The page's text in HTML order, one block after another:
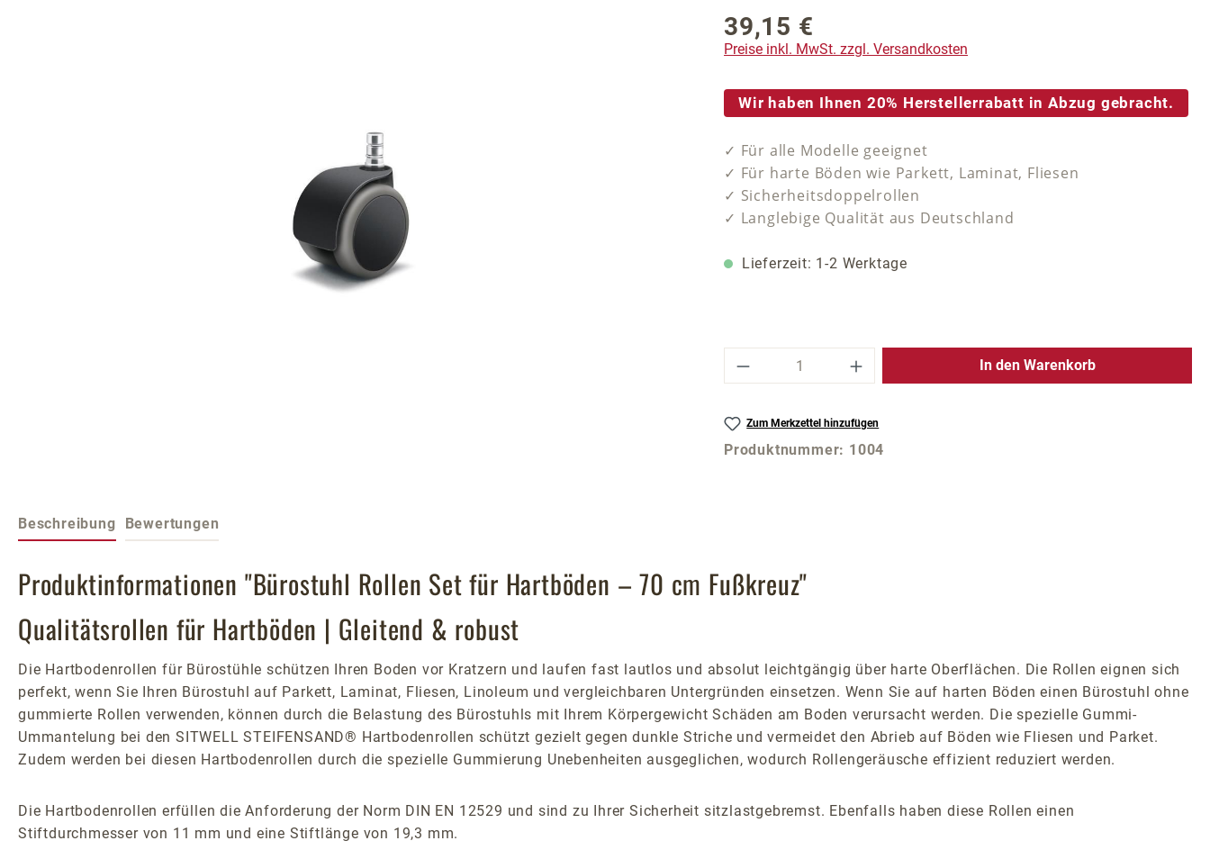
Regulärer Preis:
39,15 €
Preise inkl. MwSt. zzgl. Versandkosten
Wir haben Ihnen 20% Herstellerrabatt in Abzug gebracht.
✓ Für alle Modelle geeignet
✓ Für harte Böden wie Parkett, Laminat, Fliesen
✓ Sicherheitsdoppelrollen
✓ Langlebige Qualität aus Deutschland
Lieferzeit: 1-2 Werktage
Produkt Anzahl: Gib den gewünschten Wert
In den Warenkorb
Zum Merkzettel hinzufügen
Produktnummer: 1004
Beschreibung Bewertungen
Produktinformationen "Bürostuhl Rollen Set für Hartböden – 70 cm Fußkreuz"
Qualitätsrollen für Hartböden | Gleitend & robust
Die Hartbodenrollen für Bürostühle schützen Ihren Boden vor Kratzern und laufen fast lautlos und absolut leichtgängig über harte Oberflächen. Die Rollen eignen sich
perfekt, wenn Sie Ihren Bürostuhl auf Parkett, Laminat, Fliesen, Linoleum und vergleichbaren Untergründen einsetzen. Wenn Sie auf harten Böden einen Bürostuhl ohne
gummierte Rollen verwenden, können durch die Belastung des Bürostuhls mit Ihrem Körpergewicht Schäden am Boden verursacht werden. Die spezielle Gummi-
Ummantelung bei den SITWELL STEIFENSAND® Hartbodenrollen schützt gezielt gegen dunkle Striche und vermeidet den Abrieb auf Böden wie Fliesen und Parket.
Zudem werden bei diesen Hartbodenrollen durch die spezielle Gummierung Unebenheiten ausgeglichen, wodurch Rollengeräusche effizient reduziert werden.
Die Hartbodenrollen erfüllen die Anforderung der Norm DIN EN 12529 und sind zu Ihrer Sicherheit sitzlastgebremst. Ebenfalls haben diese Rollen einen
Stiftdurchmesser von 11 mm und eine Stiftlänge von 19,3 mm.